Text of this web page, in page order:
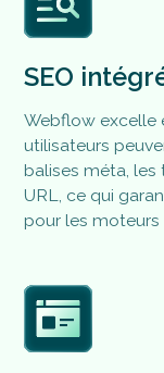
SEO
Webflow excelle
utilisateurs
balises méta, les
URL, ce qui
pour les moteurs